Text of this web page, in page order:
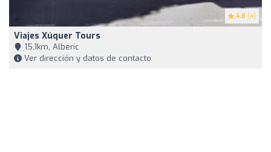
4.8 (4)
Viajes Xúquer Tours
15,1km, Alberic
Ver dirección y datos de contacto